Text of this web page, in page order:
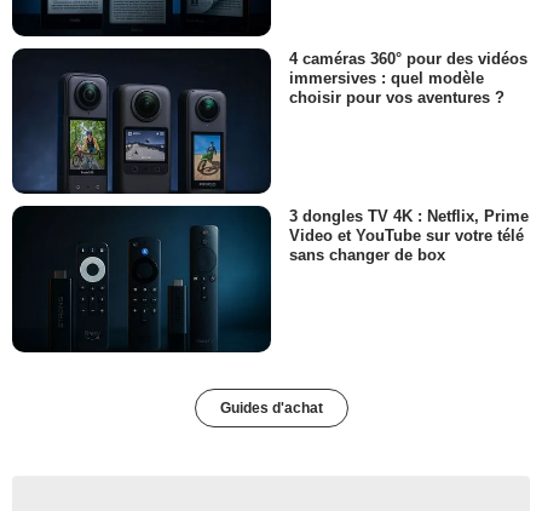
4 caméras 360° pour des vidéos
immersives : quel modèle
choisir pour vos aventures ?
3 dongles TV 4K : Netflix, Prime
Video et YouTube sur votre télé
sans changer de box
Guides d'achat